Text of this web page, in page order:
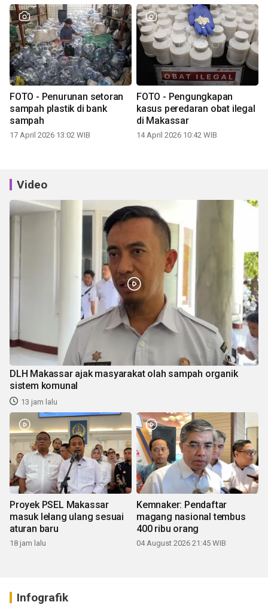
FOTO - Penurunan setoran
sampah plastik di bank
sampah
17 April 2026 13:02 WIB
FOTO - Pengungkapan
kasus peredaran obat ilegal
di Makassar
14 April 2026 10:42 WIB
Video
DLH Makassar ajak masyarakat olah sampah organik
sistem komunal
13 jam lalu
Proyek PSEL Makassar
masuk lelang ulang sesuai
aturan baru
18 jam lalu
Kemnaker: Pendaftar
magang nasional tembus
400 ribu orang
04 August 2026 21:45 WIB
Infografik